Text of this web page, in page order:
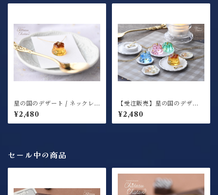
星の国のデザート / ネックレ
ス / プリン
¥2,480
【受注販売】星の国のデザー
ト / ネックレス / ゼリー＆プ
リンモチーフ
¥2,480
セール中の商品